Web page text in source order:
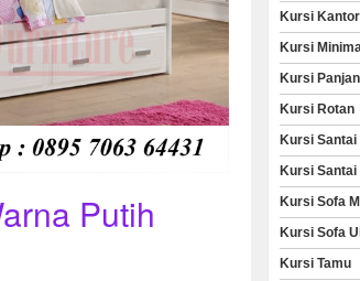
Putih
Kursi Kantor
Kursi
Kursi
Kursi Rotan
Kursi Santai
Kursi
Kursi Sofa
Kursi Sofa
Kursi Tamu